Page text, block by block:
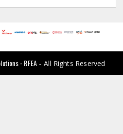
- RFEA - All Rights Reserved